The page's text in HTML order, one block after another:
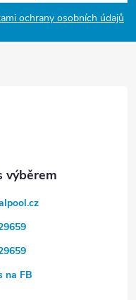
ochrany osobních údajů
na FB